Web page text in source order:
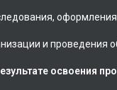
и проведения
освоения